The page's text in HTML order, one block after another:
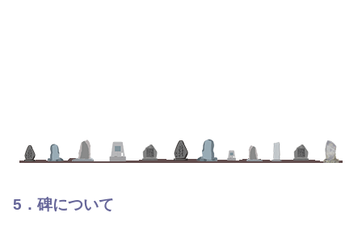
5．碑について